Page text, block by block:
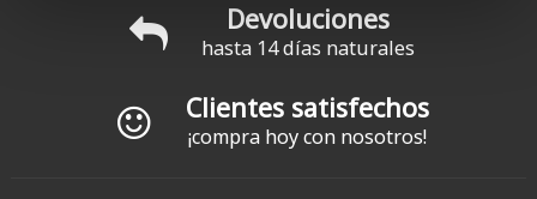
Devoluciones
hasta 14 días naturales
Clientes satisfechos
¡compra hoy con nosotros!